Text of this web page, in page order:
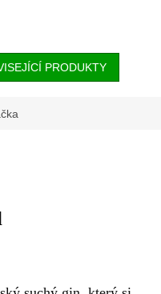
PRODUKTY